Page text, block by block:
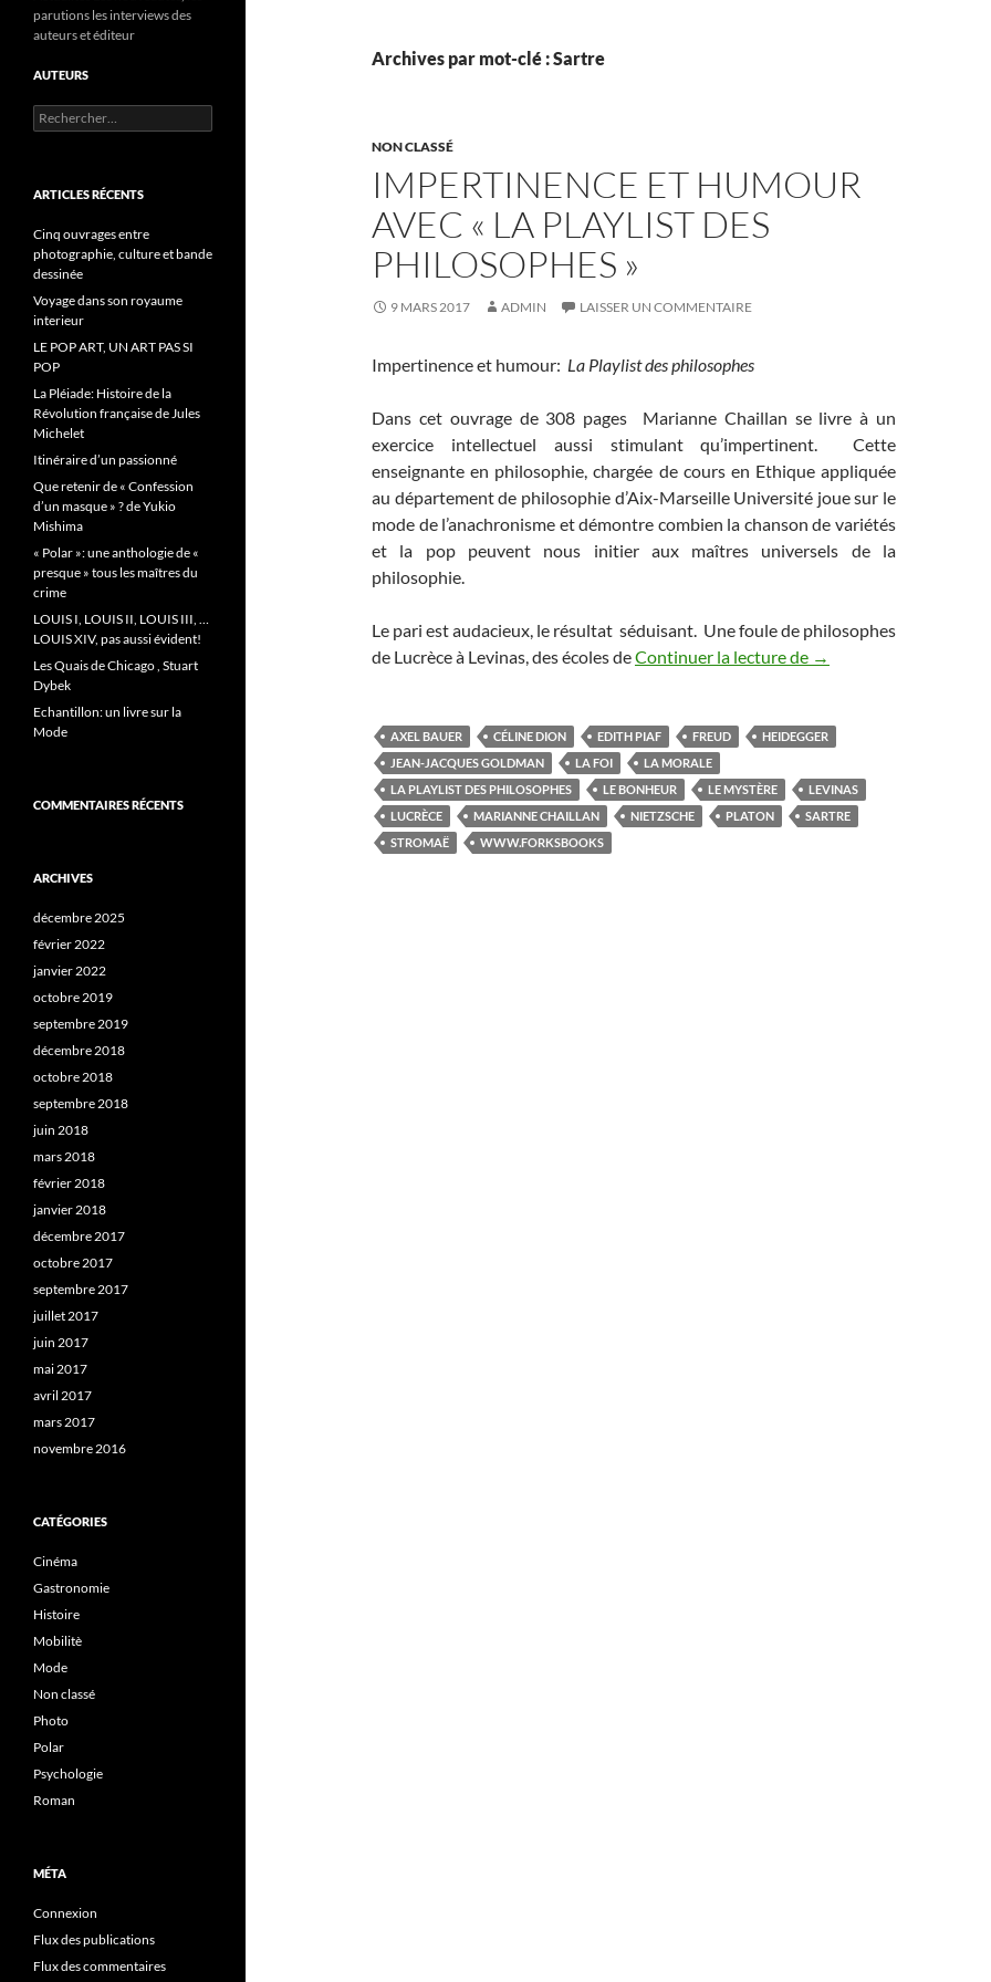
Archives par mot-clé : Sartre
NON CLASSÉ
IMPERTINENCE ET HUMOUR
AVEC « LA PLAYLIST DES
PHILOSOPHES »
9 MARS 2017 ADMIN LAISSER UN COMMENTAIRE
Impertinence et humour: La Playlist des philosophes
Dans cet ouvrage de 308 pages Marianne Chaillan se livre à un
exercice intellectuel aussi stimulant qu’impertinent. Cette
enseignante en philosophie, chargée de cours en Ethique appliquée
au département de philosophie d’Aix-Marseille Université joue sur le
mode de l’anachronisme et démontre combien la chanson de variétés
et la pop peuvent nous initier aux maîtres universels de la
philosophie.
Le pari est audacieux, le résultat séduisant. Une foule de philosophes
de Lucrèce à Levinas, des écoles deContinuer la lecture de Impertinence et
→
AXEL BAUER CÉLINE DION EDITH PIAF FREUD
HEIDEGGER
JEAN-JACQUES GOLDMAN
LA FOI
LA MORALE
LA PLAYLIST DES PHILOSOPHES
LE BONHEUR LE MYSTÈRE
LEVINAS
LUCRÈCE
MARIANNE CHAILLAN NIETZSCHE PLATON
SARTRE
STROMAË
WWW.FORKSBOOKS
parutions les interviews des
auteurs et éditeur
AUTEURS
R
e
e
c
h
e
r
ARTICLES RÉCENTS
Cinq ouvrages entre
photographie, culture et bande
dessinée
Voyage dans son royaume
interieur
LE POP ART, UN ART PAS SI
POP
La Pléiade: Histoire de la
Révolution française de Jules
Michelet
Itinéraire d’un passionné
Que retenir de « Confession
d’un masque » ? de Yukio
Mishima
« Polar »: une anthologie de «
presque » tous les maîtres du
crime
LOUIS I, LOUIS II, LOUIS III, …
LOUIS XIV, pas aussi évident!
Les Quais de Chicago , Stuart
Dybek
Echantillon: un livre sur la
Mode
COMMENTAIRES RÉCENTS
ARCHIVES
décembre 2025
février 2022
janvier 2022
octobre 2019
septembre 2019
décembre 2018
octobre 2018
septembre 2018
juin 2018
mars 2018
février 2018
janvier 2018
décembre 2017
octobre 2017
septembre 2017
juillet 2017
juin 2017
mai 2017
avril 2017
mars 2017
novembre 2016
CATÉGORIES
Cinéma
Gastronomie
Histoire
Mobilitè
Mode
Non classé
Photo
Polar
Psychologie
Roman
MÉTA
Connexion
Flux des publications
Flux des commentaires